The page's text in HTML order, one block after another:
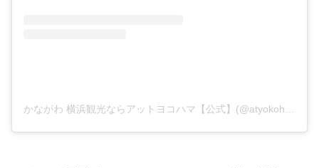
かながわ 横浜観光ならアットヨコハマ【公式】(@atyokohama_jpn)がシェアした投稿